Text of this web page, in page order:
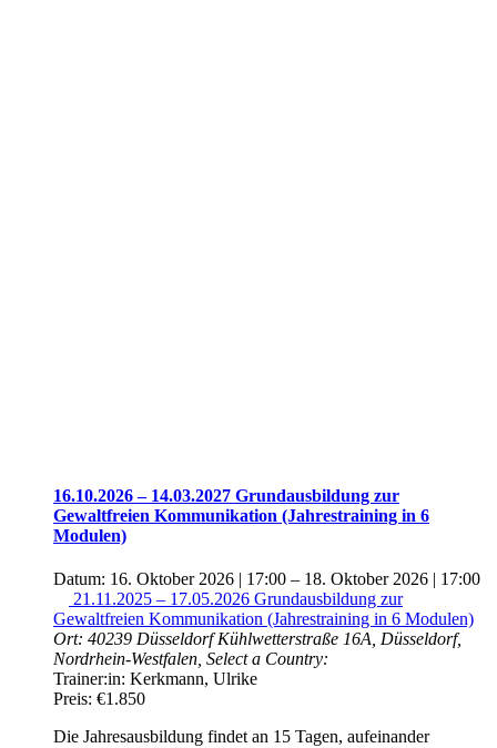
16.10.2026 – 14.03.2027 Grundausbildung zur
Gewaltfreien Kommunikation (Jahrestraining in 6
Modulen)
Datum: 16. Oktober 2026 | 17:00 – 18. Oktober 2026 | 17:00
21.11.2025 – 17.05.2026 Grundausbildung zur
Gewaltfreien Kommunikation (Jahrestraining in 6 Modulen)
Ort: 40239 DüsseldorfKühlwetterstraße 16A, Düsseldorf,
Nordrhein-Westfalen, Select a Country:
Trainer:in: Kerkmann, Ulrike
Preis: €1.850
Die Jahresausbildung findet an 15 Tagen, aufeinander